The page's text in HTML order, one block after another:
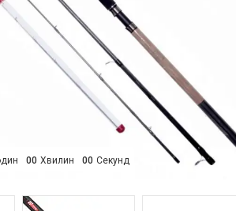
00 Хвилин 00 Секунд